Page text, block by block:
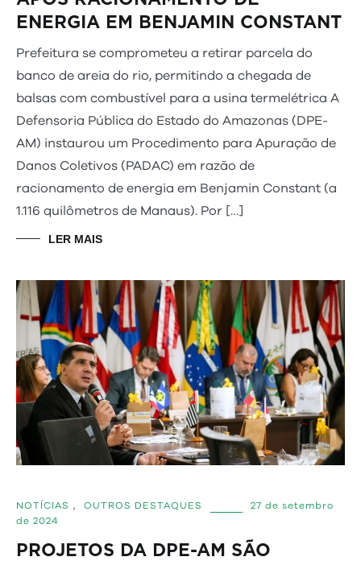
ENERGIA EM BENJAMIN CONSTANT
Prefeitura se comprometeu a retirar parcela do
banco de areia do rio, permitindo a chegada de
balsas com combustível para a usina termelétrica A
Defensoria Pública do Estado do Amazonas (DPE-
AM) instaurou um Procedimento para Apuração de
Danos Coletivos (PADAC) em razão de
racionamento de energia em Benjamin Constant (a
1.116 quilômetros de Manaus). Por […]
LER MAIS
NOTÍCIAS , OUTROS DESTAQUES
27 de setembro
de 2024
PROJETOS DA DPE-AM SÃO